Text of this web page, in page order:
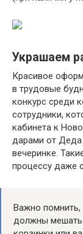
Украшаем
Красивое
в трудовые
конкурс среди
сотрудники,
кабинета к
дарами от Деда
вечеринке.
процессу даже
Важно помнить,
должны мешать